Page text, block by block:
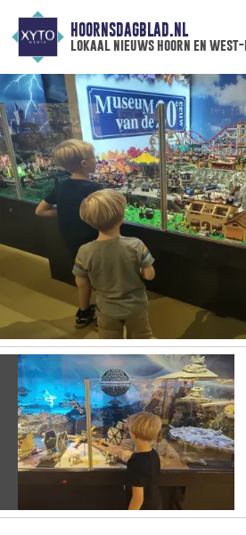
HOORNSDAGBLAD.NL
lokaal nieuws hoorn en
Vorige